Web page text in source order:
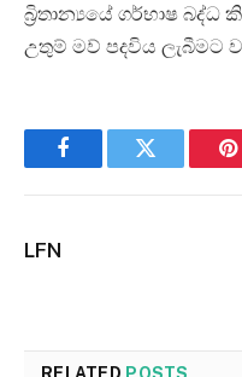
බ්‍රිතාන්‍යයේ ගර්භාෂ
උතුම් මව් පදවිය ලැබීමට
FacebookTwitter
LFN
RELATED POSTS